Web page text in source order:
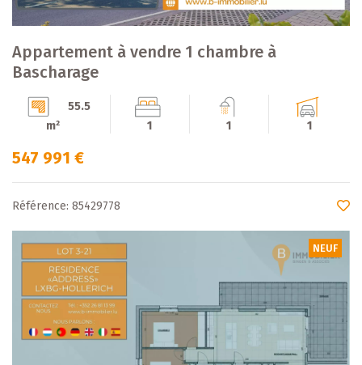
Appartement à vendre 1 chambre à
Bascharage
55.5
m²
1 1 1
547 991 €
Référence: 85429778
NEUF